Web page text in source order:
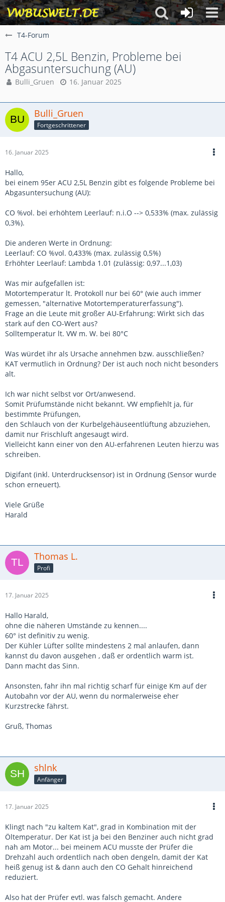
T4-Forum
T4 ACU 2,5L Benzin, Probleme bei
Abgasuntersuchung (AU)
Bulli_Gruen 16. Januar 2025
Bulli_Gruen
Fortgeschrittener
16. Januar 2025
Hallo,
bei einem 95er ACU 2,5L Benzin gibt es folgende Probleme bei
Abgasuntersuchung (AU):
CO %vol. bei erhöhtem Leerlauf: n.i.O --> 0,533% (max. zulässig
0,3%).
Die anderen Werte in Ordnung:
Leerlauf: CO %vol. 0,433% (max. zulässig 0,5%)
Erhöhter Leerlauf: Lambda 1.01 (zulässig: 0,97...1,03)
Was mir aufgefallen ist:
Motortemperatur lt. Protokoll nur bei 60° (wie auch immer
gemessen, "alternative Motortemperaturerfassung").
Frage an die Leute mit großer AU-Erfahrung: Wirkt sich das
stark auf den CO-Wert aus?
Solltemperatur lt. VW m. W. bei 80°C
Was würdet ihr als Ursache annehmen bzw. ausschließen?
KAT vermutlich in Ordnung? Der ist auch noch nicht besonders
alt.
Ich war nicht selbst vor Ort/anwesend.
Somit Prüfumstände nicht bekannt. VW empfiehlt ja, für
bestimmte Prüfungen,
den Schlauch von der Kurbelgehäuseentlüftung abzuziehen,
damit nur Frischluft angesaugt wird.
Vielleicht kann einer von den AU-erfahrenen Leuten hierzu was
schreiben.
Digifant (inkl. Unterdrucksensor) ist in Ordnung (Sensor wurde
schon erneuert).
Viele Grüße
Harald
Thomas L.
Profi
17. Januar 2025
Hallo Harald,
ohne die näheren Umstände zu kennen....
60° ist definitiv zu wenig.
Der Kühler Lüfter sollte mindestens 2 mal anlaufen, dann
kannst du davon ausgehen , daß er ordentlich warm ist.
Dann macht das Sinn.
Ansonsten, fahr ihn mal richtig scharf für einige Km auf der
Autobahn vor der AU, wenn du normalerweise eher
Kurzstrecke fährst.
Gruß, Thomas
shlnk
Anfänger
17. Januar 2025
Klingt nach "zu kaltem Kat", grad in Kombination mit der
Öltemperatur. Der Kat ist ja bei den Benziner auch nicht grad
nah am Motor... bei meinem ACU musste der Prüfer die
Drehzahl auch ordentlich nach oben dengeln, damit der Kat
heiß genug ist & dann auch den CO Gehalt hinreichend
reduziert.
Also hat der Prüfer evtl. was falsch gemacht. Andere